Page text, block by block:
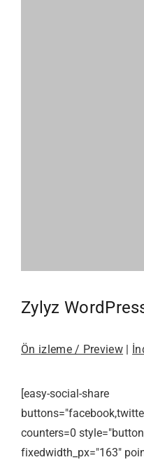
Zylyz
Ön izleme / Preview |
[easy-social-share
counters=0
fixedwidth_px="163"